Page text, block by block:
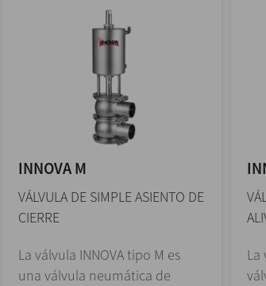
INNOVA M
VÁLVULA DE SIMPLE ASIENTO DE
CIERRE
La válvula INNOVA tipo M es
una válvula neumática de
La